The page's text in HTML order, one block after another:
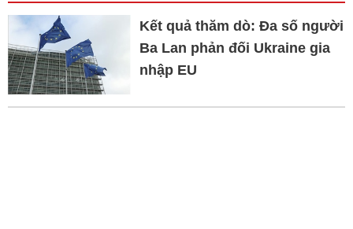
Kết quả thăm dò: Đa số người
Ba Lan phản đối Ukraine gia
nhập EU